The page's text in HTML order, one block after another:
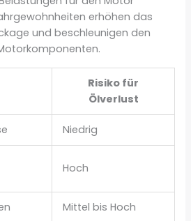
erhöhen das
und beschleunigen den
Risiko für
Ölverlust
Niedrig
Hoch
Mittel bis Hoch